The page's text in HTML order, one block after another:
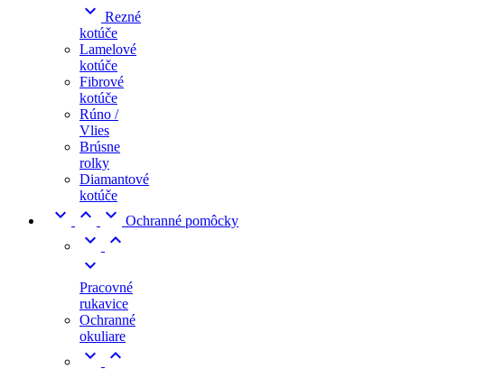
 Rezné
kotúče
Lamelové
kotúče
Fibrové
kotúče
Rúno /
Vlies
Brúsne
rolky
Diamantové
kotúče
   Ochranné pomôcky



Pracovné
rukavice
Ochranné
okuliare

